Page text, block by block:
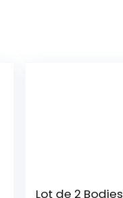
Lot de 2 Bodies